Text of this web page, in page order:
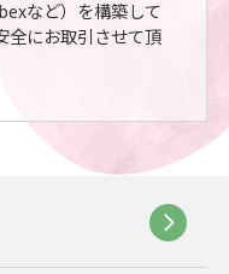
など）を構築して
全にお取引させて頂